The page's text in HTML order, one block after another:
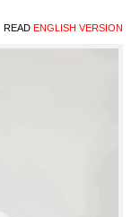
READ ENGLISH VERSION